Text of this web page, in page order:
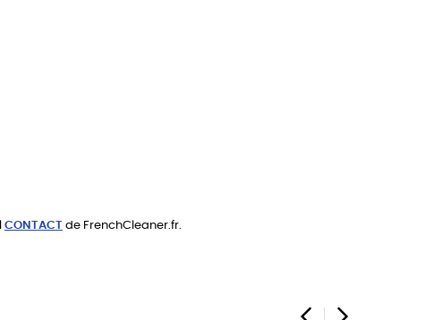
CONTACT de FrenchCleaner.fr.